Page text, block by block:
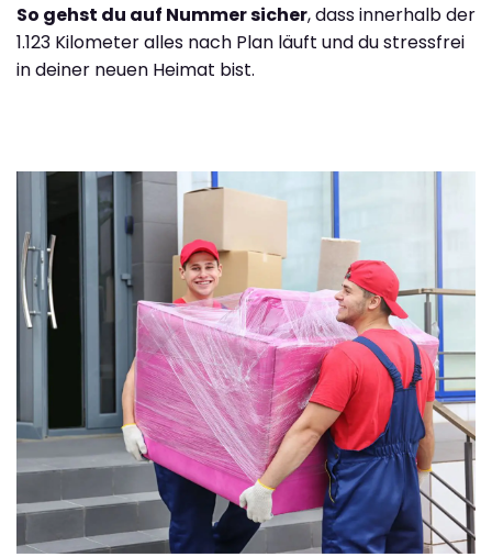
So gehst du auf Nummer sicher, dass innerhalb der
1.123 Kilometer alles nach Plan läuft und du stressfrei
in deiner neuen Heimat bist.